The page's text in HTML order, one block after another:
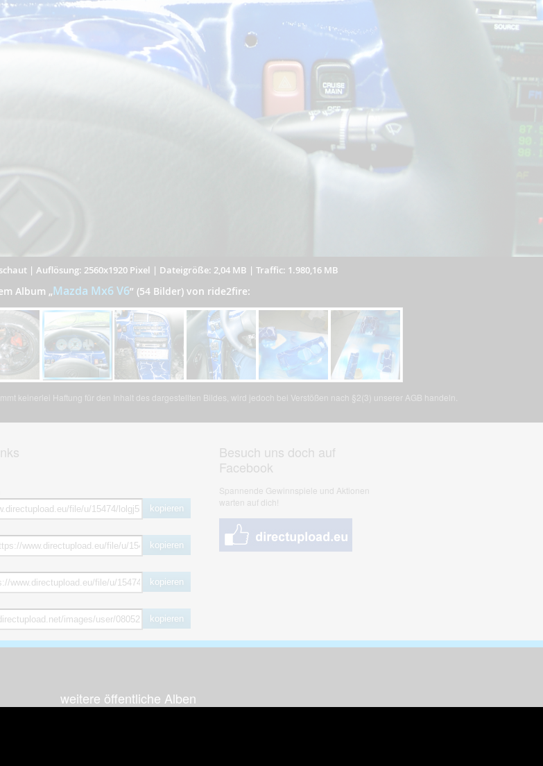
| Auflösung: 2560x1920 Pixel | Dateigröße: 2,04 MB | Traffic: 1.980,16 MB
Album „Mazda Mx6 V6” (54 Bilder) von ride2fire:
keinerlei Haftung für den Inhalt des dargestellten Bildes, wird jedoch bei Verstößen nach §2(3) unserer AGB handeln.
kopieren
kopieren
kopieren
kopieren
Besuch uns doch auf
Facebook
Spannende Gewinnspiele und Aktionen
warten auf dich!
weitere öffentliche Alben